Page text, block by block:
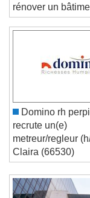
Play
Current
/
Duration
Loaded:
Stream
Seek to
rénover un
Domino rh
recrute un(e)
metreur/regleur
Claira (66530)